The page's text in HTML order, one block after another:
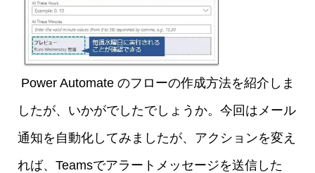
Power Automate のフローの作成方法を紹介しま
したが、いかがでしたでしょうか。今回はメール
通知を自動化してみましたが、アクションを変え
れば、Teamsでアラートメッセージを送信した